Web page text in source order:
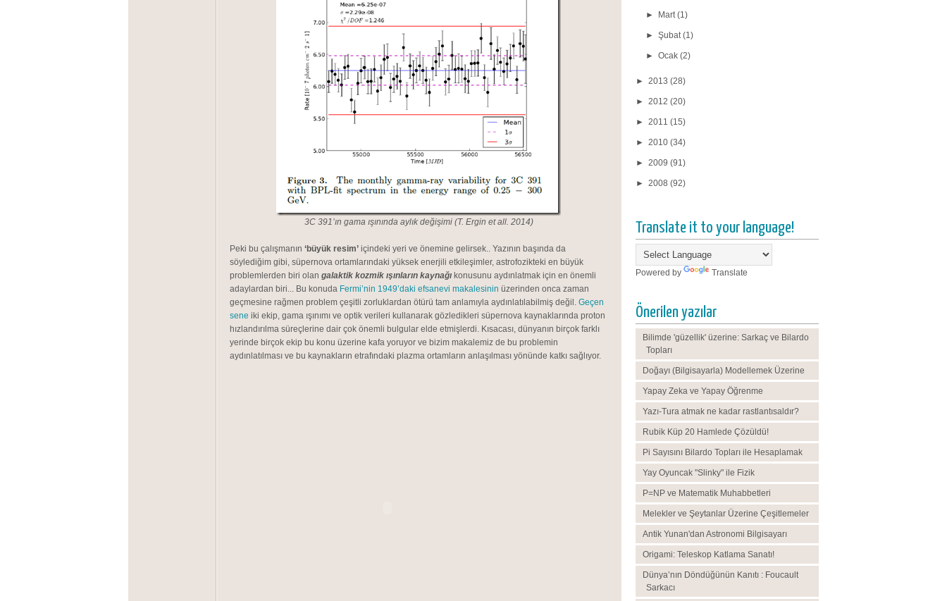
3C 391’ın gama ışınında aylık değişimi (T. Ergin et all. 2014)
Peki bu çalışmanın ‘büyük resim’ içindeki yeri ve önemine gelirsek.. Yazının başında da
söylediğim gibi, süpernova ortamlarındaki yüksek enerjili etkileşimler, astrofozikteki en büyük
problemlerden biri olan galaktik kozmik ışınların kaynağı konusunu aydınlatmak için en önemli
adaylardan biri... Bu konuda Fermi’nin 1949’daki efsanevi makalesinin üzerinden onca zaman
geçmesine rağmen problem çeşitli zorluklardan ötürü tam anlamıyla aydınlatılabilmiş değil. Geçen
sene iki ekip, gama ışınımı ve optik verileri kullanarak gözledikleri süpernova kaynaklarında proton
hızlandırılma süreçlerine dair çok önemli bulgular elde etmişlerdi. Kısacası, dünyanın birçok farklı
yerinde birçok ekip bu konu üzerine kafa yoruyor ve bizim makalemiz de bu problemin
aydınlatılması ve bu kaynakların etrafındaki plazma ortamların anlaşılması yönünde katkı sağlıyor.
► Mart(1)
►Şubat(1)
►Ocak(2)
► 2013 (28)
► 2012 (20)
► 2011 (15)
► 2010 (34)
► 2009 (91)
► 2008 (92)
Translate it to your language!
Powered by Translate
Önerilen yazılar
Bilimde 'güzellik' üzerine: Sarkaç ve Bilardo
Topları
Doğayı (Bilgisayarla) Modellemek Üzerine
Yapay Zeka ve Yapay Öğrenme
Yazı-Tura atmak ne kadar rastlantısaldır?
Rubik Küp 20 Hamlede Çözüldü!
Pi Sayısını Bilardo Topları ile Hesaplamak
Yay Oyuncak "Slinky" ile Fizik
P=NP ve Matematik Muhabbetleri
Melekler ve Şeytanlar Üzerine Çeşitlemeler
Antik Yunan'dan Astronomi Bilgisayarı
Origami: Teleskop Katlama Sanatı!
Dünya’nın Döndüğünün Kanıtı : Foucault
Sarkacı